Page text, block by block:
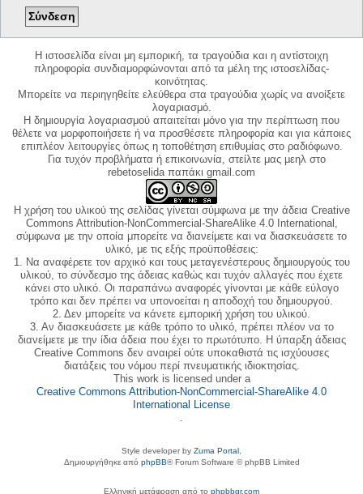
Η ιστοσελίδα είναι μη εμπορική, τα τραγούδια και η αντίστοιχη
πληροφορία συνδιαμορφώνονται από τα μέλη της ιστοσελίδας-
κοινότητας.
Μπορείτε να περιηγηθείτε ελεύθερα στα τραγούδια χωρίς να ανοίξετε
λογαριασμό.
Η δημιουργία λογαριασμού απαιτείται μόνο για την περίπτωση που
θέλετε να μορφοποιήσετε ή να προσθέσετε πληροφορία και για κάποιες
επιπλέον λειτουργίες όπως η τοποθέτηση επιθυμίας στο ραδιόφωνο.
Για τυχόν προβλήματα ή επικοινωνία, στείλτε μας μεηλ στο
rebetoselida παπάκι gmail.com
Η χρήση του υλικού της σελίδας γίνεται σύμφωνα με την άδεια Creative
Commons Attribution-NonCommercial-ShareAlike 4.0 International,
σύμφωνα με την οποία μπορείτε να διανείμετε και να διασκευάσετε το
υλικό, με τις εξής προϋποθέσεις:
1. Να αναφέρετε τον αρχικό και τους μεταγενέστερους δημιουργούς του
υλικού, το σύνδεσμο της άδειας καθώς και τυχόν αλλαγές που έχετε
κάνει στο υλικό. Οι παραπάνω αναφορές γίνονται με κάθε εύλογο
τρόπο και δεν πρέπει να υπονοείται η αποδοχή του δημιουργού.
2. Δεν μπορείτε να κάνετε εμπορική χρήση του υλικού.
3. Αν διασκευάσετε με κάθε τρόπο το υλικό, πρέπει πλέον να το
διανείμετε με την ίδια άδεια που έχει το πρωτότυπο. Η ύπαρξη άδειας
Creative Commons δεν αναιρεί ούτε υποκαθιστά τις ισχύουσες
διατάξεις του νόμου περί πνευματικής ιδιοκτησίας.
This work is licensed under a
Creative Commons Attribution-NonCommercial-ShareAlike 4.0
International License
.
Style developer by Zuma Portal
Δημιουργήθηκε από phpBB® Forum Software © phpBB Limited
Ελληνική μετάφραση από το phpbbgr.com